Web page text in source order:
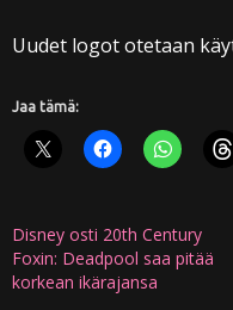
Uudet logot otetaan
Jaa tämä:
Disney osti 20th Century
Foxin: Deadpool saa pitää
korkean ikärajansa